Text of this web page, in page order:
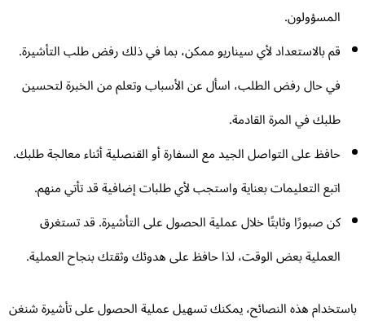
المسؤولون.
قم بالاستعداد لأي سيناريو ممكن، بما في ذلك رفض طلب التأشيرة.
في حال رفض الطلب، اسأل عن الأسباب وتعلم من الخبرة لتحسين
طلبك في المرة القادمة.
حافظ على التواصل الجيد مع السفارة أو القنصلية أثناء معالجة طلبك.
اتبع التعليمات بعناية واستجب لأي طلبات إضافية قد تأتي منهم.
كن صبورًا وثابتًا خلال عملية الحصول على التأشيرة. قد تستغرق
العملية بعض الوقت، لذا حافظ على هدوئك وثقتك بنجاح العملية.
هذه النصائح، يمكنك تسهيل عملية الحصول على تأشيرة شنغن